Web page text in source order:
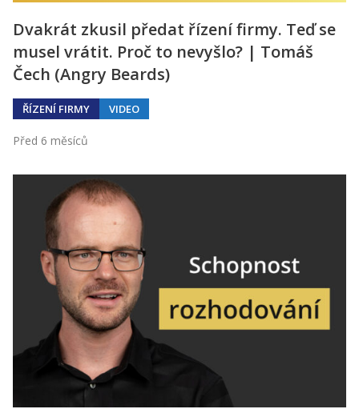
Dvakrát zkusil předat řízení firmy. Teď se
musel vrátit. Proč to nevyšlo? | Tomáš
Čech (Angry Beards)
ŘÍZENÍ FIRMY VIDEO
Před 6 měsíců